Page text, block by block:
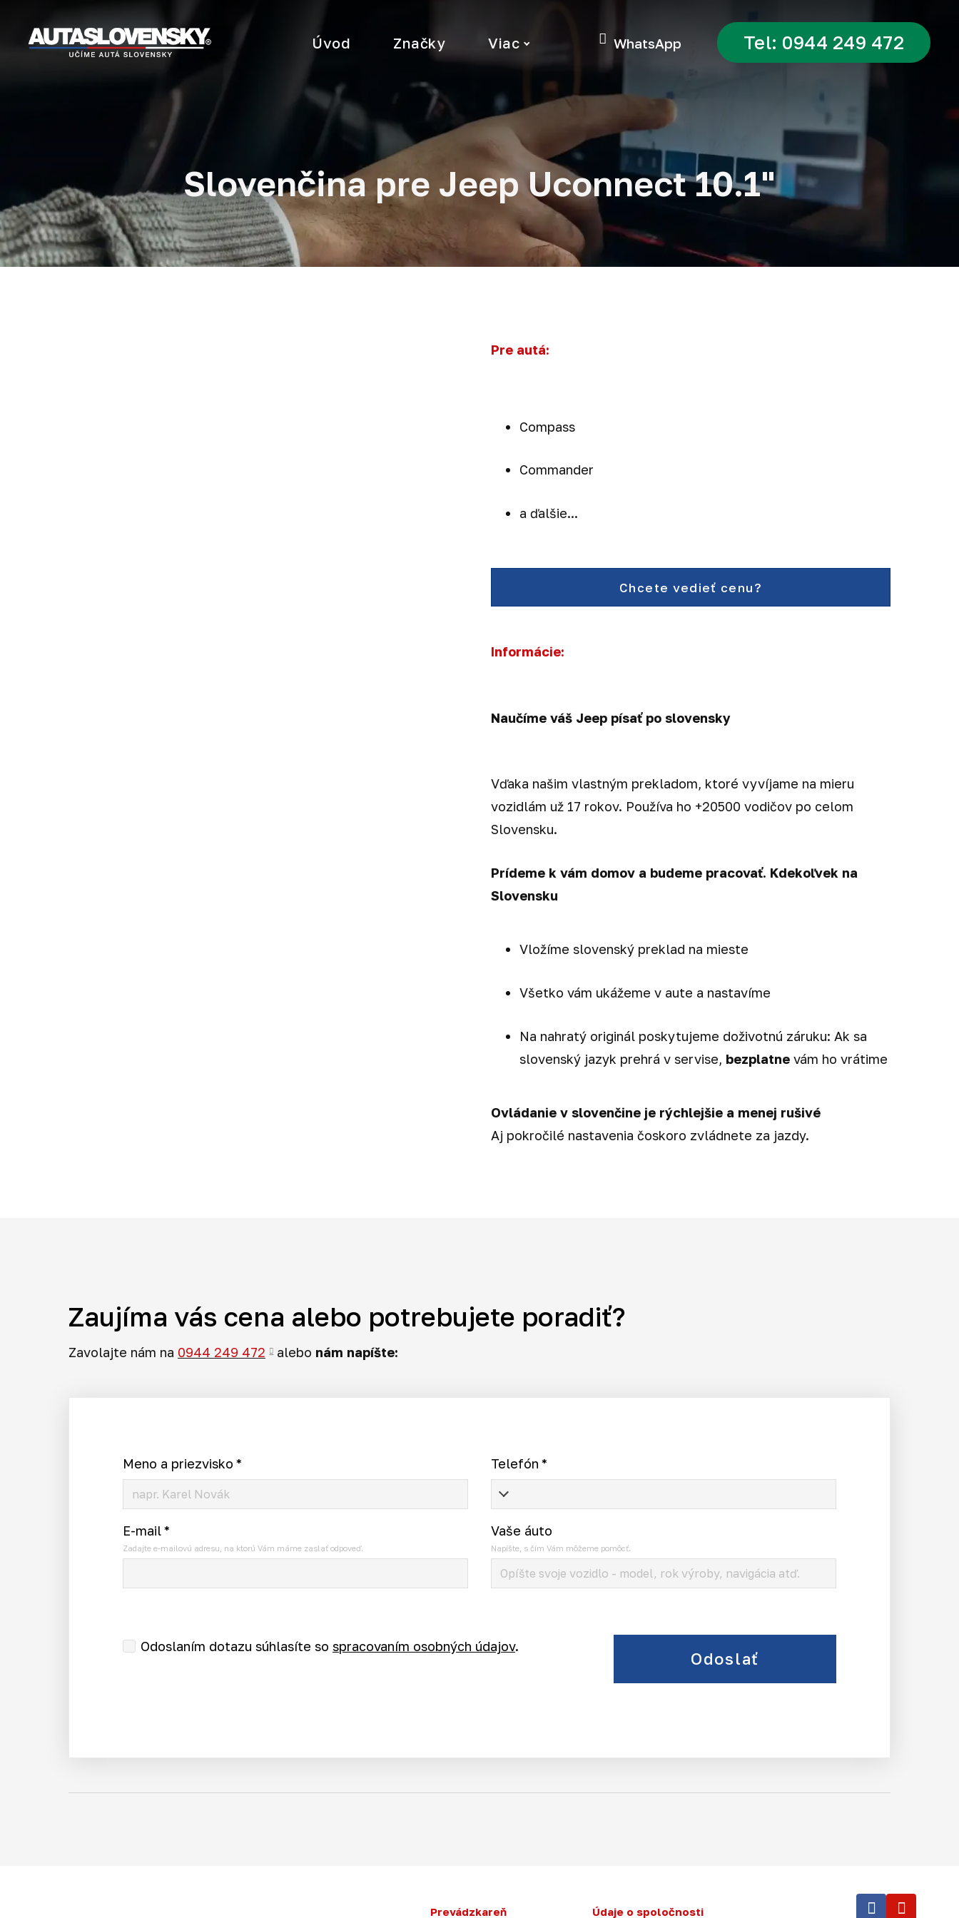
Úvod Značky Viac WhatsApp Tel: 0944 249 472
Slovenčina pre Jeep Uconnect 10.1"
Pre autá:
Compass
Commander
a ďalšie...
Chcete vedieť cenu?
Informácie:
Naučíme váš Jeep písať po slovensky
Vďaka našim vlastným prekladom, ktoré vyvíjame na mieru
vozidlám už 17 rokov. Používa ho +20500 vodičov po celom
Slovensku.
Prídeme k vám domov a budeme pracovať. Kdekoľvek na
Slovensku
Vložíme slovenský preklad na mieste
Všetko vám ukážeme v aute a nastavíme
Na nahratý originál poskytujeme doživotnú záruku: Ak sa
slovenský jazyk prehrá v servise, bezplatne vám ho vrátime
Ovládanie v slovenčine je rýchlejšie a menej rušivé
Aj pokročilé nastavenia čoskoro zvládnete za jazdy.
Zaujíma vás cena alebo potrebujete poradiť?
Zavolajte nám na 0944 249 472 alebo nám napíšte:
Meno a priezvisko * Telefón *
E-mail*
Zadajte e-mailovú adresu, na ktorú Vám máme zaslať odpoveď.
Vaše áuto
Napíšte, s čím Vám môžeme pomôcť.
Odoslaním dotazu súhlasíte so spracovaním osobných údajov.
Odoslať
Prevádzkareň Údaje o spoločnosti